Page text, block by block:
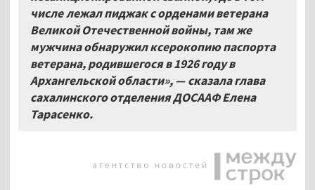
числе лежал пиджак с орденами ветерана
Великой Отечественной войны, там же
мужчина обнаружил ксерокопию паспорта
ветерана, родившегося в 1926 году в
Архангельской области», — сказала глава
сахалинского отделения ДОСААФ Елена
Тарасенко.